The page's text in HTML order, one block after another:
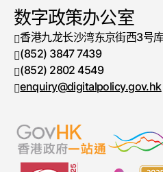
数字政策办公室
香港九龙长沙湾东京街西3号
电话号码
(852) 3847 7439
传真号码
(852) 2802 4549
enquiry@digitalpolicy.gov.hk